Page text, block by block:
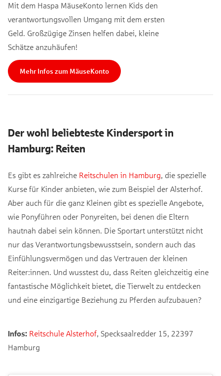
Mit dem Haspa MäuseKonto lernen Kids den
verantwortungsvollen Umgang mit dem ersten
Geld. Großzügige Zinsen helfen dabei, kleine
Schätze anzuhäufen!
Mehr Infos zum MäuseKonto
Der wohl beliebteste Kindersport in
Hamburg: Reiten
Es gibt es zahlreiche Reitschulen in Hamburg, die spezielle
Kurse für Kinder anbieten, wie zum Beispiel der Alsterhof.
Aber auch für die ganz Kleinen gibt es spezielle Angebote,
wie Ponyführen oder Ponyreiten, bei denen die Eltern
hautnah dabei sein können. Die Sportart unterstützt nicht
nur das Verantwortungsbewusstsein, sondern auch das
Einfühlungsvermögen und das Vertrauen der kleinen
Reiter:innen. Und wusstest du, dass Reiten gleichzeitig eine
fantastische Möglichkeit bietet, die Tierwelt zu entdecken
und eine einzigartige Beziehung zu Pferden aufzubauen?
Infos: Reitschule Alsterhof, Specksaalredder 15, 22397
Hamburg